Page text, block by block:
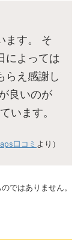
ます。 そ
によっては
らえ感謝し
良いのが
います。
口コミ より）
ではありません。